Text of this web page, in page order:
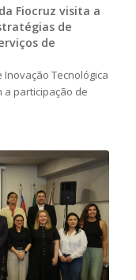
Fiocruz visita a
de
de
Tecnológica
a participação de